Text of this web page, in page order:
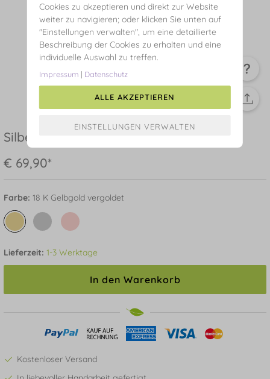
Silber Armkette, WATERFALL, Gelbgold
€ 69,90*
Farbe: 18 K Gelbgold vergoldet
Lieferzeit: 1-3 Werktage
In den Warenkorb
Kostenloser Versand
Cookies zu akzeptieren und direkt zur Website
weiter zu navigieren; oder klicken Sie unten auf
"Einstellungen verwalten", um eine detaillierte
Beschreibung der Cookies zu erhalten und eine
individuelle Auswahl zu treffen.
Impressum | Datenschutz
ALLE AKZEPTIEREN